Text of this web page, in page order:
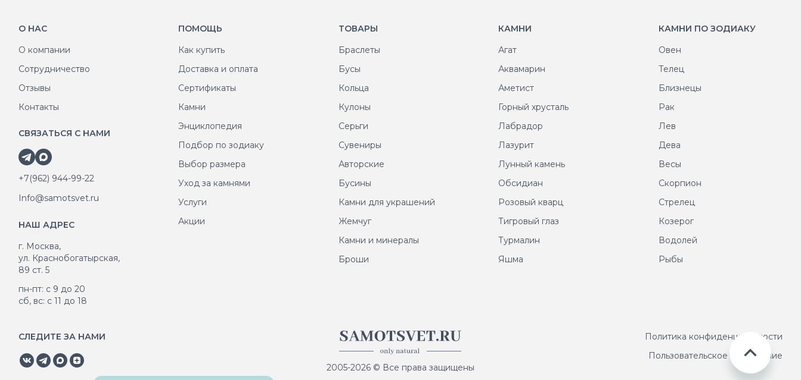
О НАС
О компании
Сотрудничество
Отзывы
Контакты
СВЯЗАТЬСЯ С НАМИ
+7(962) 944-99-22
Info@samotsvet.ru
НАШ АДРЕС
г. Москва,
ул. Краснобогатырская,
89 ст. 5
пн-пт: с 9 до 20
сб, вс: с 11 до 18
ПОМОЩЬ
Как купить
Доставка и оплата
Сертификаты
Камни
Энциклопедия
Подбор по зодиаку
Выбор размера
Уход за камнями
Услуги
Акции
ТОВАРЫ
Браслеты
Бусы
Кольца
Кулоны
Серьги
Сувениры
Авторские
Бусины
Камни для украшений
Жемчуг
Камни и минералы
Броши
КАМНИ
Агат
Аквамарин
Аметист
Горный хрусталь
Лабрадор
Лазурит
Лунный камень
Обсидиан
Розовый кварц
Тигровый глаз
Турмалин
Яшма
КАМНИ ПО ЗОДИАКУ
Овен
Телец
Близнецы
Рак
Лев
Дева
Весы
Скорпион
Стрелец
Козерог
Водолей
Рыбы
СЛЕДИТЕ ЗА НАМИ
2005-2026 © Все права защищены
Политика конфиденциальности
Пользовательское соглашение